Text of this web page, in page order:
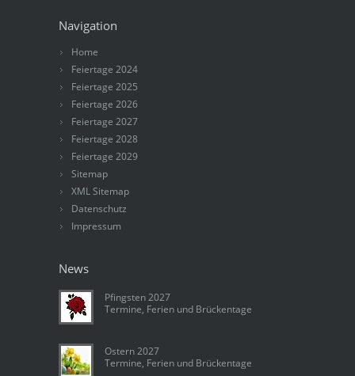
Navigation
Home
Feiertage 2024
Feiertage 2025
Feiertage 2026
Feiertage 2027
Feiertage 2028
Feiertage 2029
Sitemap
XML Sitemap
Datenschutz
Impressum
News
Pfingsten 2027
Termine, Ferien und Brückentage
Ostern 2027
Termine, Ferien und Brückentage